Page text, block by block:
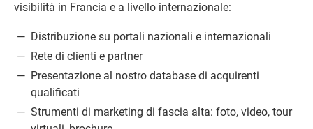
visibilità in Francia e a livello internazionale:
Distribuzione su portali nazionali e internazionali
Rete di clienti e partner
Presentazione al nostro database di acquirenti
qualificati
Strumenti di marketing di fascia alta: foto, video, tour